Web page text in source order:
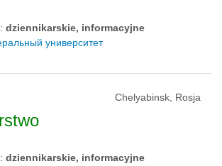
dziennikarskie, informacyjne
университет
Chelyabinsk, Rosja
dziennikarskie, informacyjne